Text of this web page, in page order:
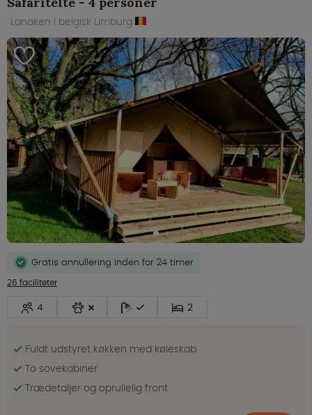
Lanaken i belgisk Limburg
Gratis annullering inden for 24 timer
26 faciliteter
4 2
Fuldt udstyret køkken med køleskab
To sovekabiner
Trædetaljer og oprullelig front